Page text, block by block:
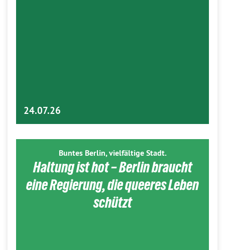
24.07.26
Buntes Berlin, vielfältige Stadt.
Haltung ist hot – Berlin braucht
eine Regierung, die queeres Leben
schützt